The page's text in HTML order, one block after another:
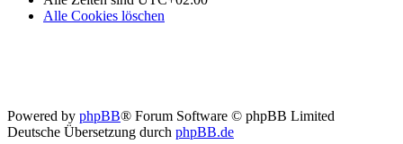
Alle Cookies löschen
Powered by phpBB® Forum Software © phpBB Limited
Deutsche Übersetzung durch phpBB.de